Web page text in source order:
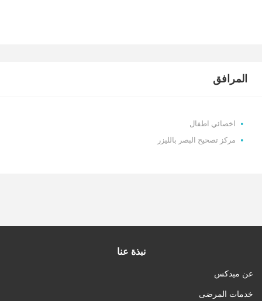
المرافق
اخصائي اطفال
مركز تصحيح البصر بالليزر
نبذة عنا
عن ميدكس
خدمات المرضى